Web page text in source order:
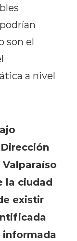
son el
a nivel
la ciudad
existir
informada